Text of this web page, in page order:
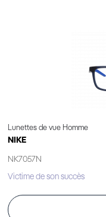
Lunettes de vue Homme
NIKE
NK7057N
Victime de son succès